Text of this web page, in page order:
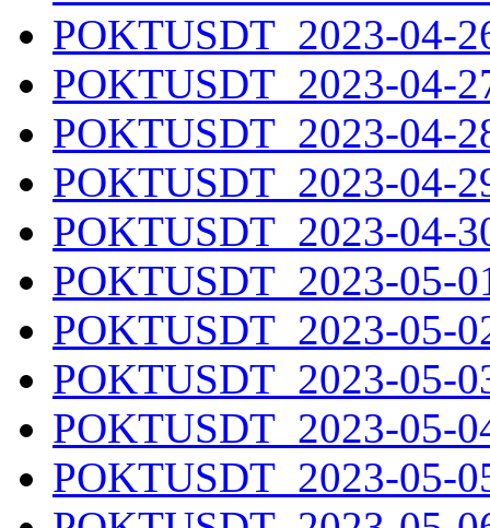
POKTUSDT_2023-04-
POKTUSDT_2023-04-
POKTUSDT_2023-04-
POKTUSDT_2023-04-
POKTUSDT_2023-04-
POKTUSDT_2023-05-
POKTUSDT_2023-05-
POKTUSDT_2023-05-
POKTUSDT_2023-05-
POKTUSDT_2023-05-